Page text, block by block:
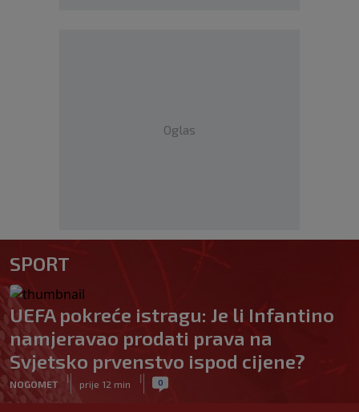
Oglas
SPORT
UEFA pokreće istragu: Je li Infantino
namjeravao prodati prava na
Svjetsko prvenstvo ispod cijene?
NOGOMET
|
prije 12 min
| 0